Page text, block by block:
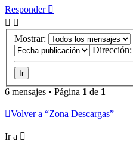
Responder
Mostrar:
Dirección:
6 mensajes • Página 1 de 1
Volver a “Zona Descargas”
Ir a